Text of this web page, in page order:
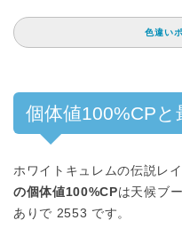
色違い
個体値100%CPと
ホワイトキュレムの伝説レ
の個体値100%CPは天候ブ
ありで 2553 です。